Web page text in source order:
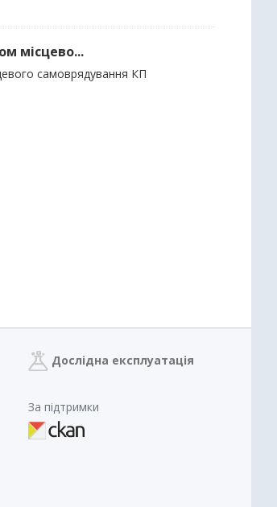
місцево...
самоврядування КП
Дослідна експлуатація
За підтримки